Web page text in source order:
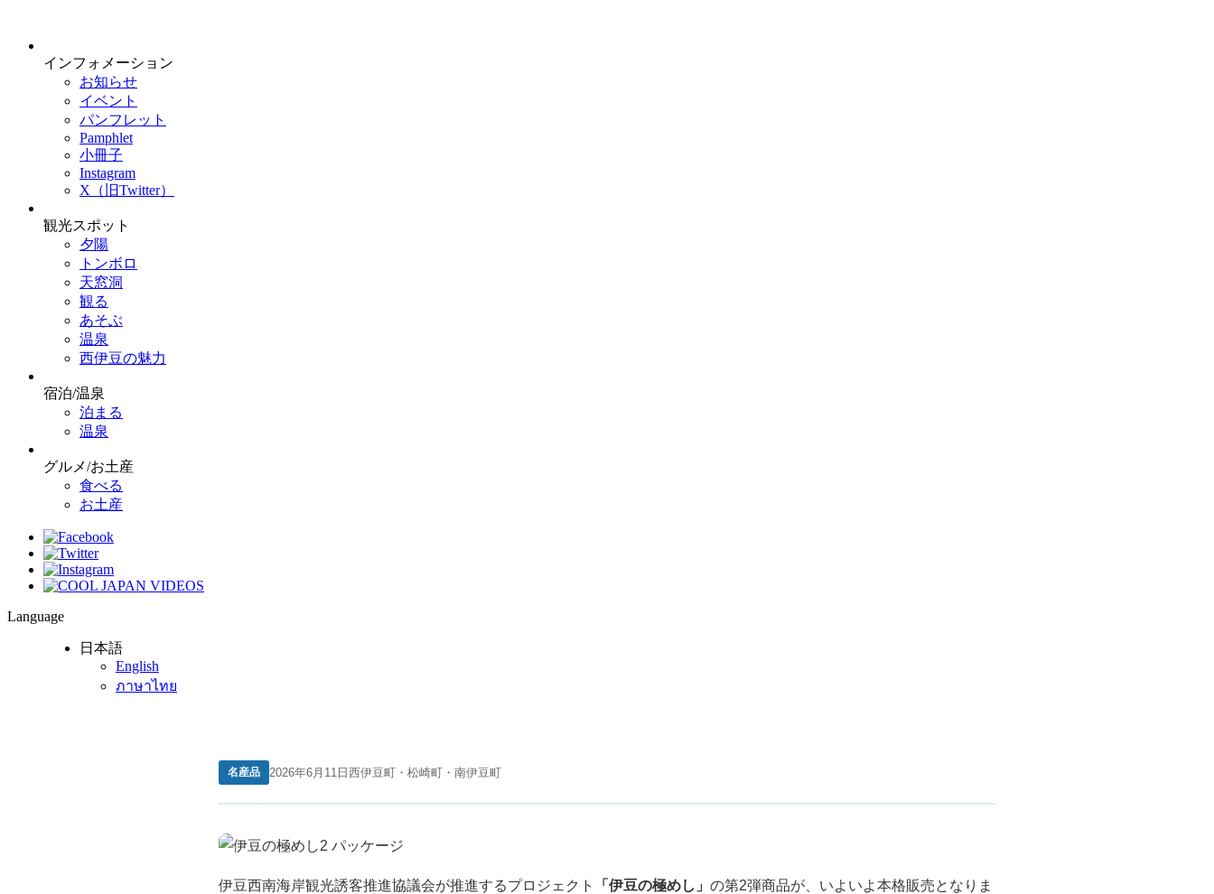
インフォメーション
お知らせ
イベント
パンフレット
Pamphlet
小冊子
Instagram
X（旧Twitter）
観光スポット
夕陽
トンボロ
天窓洞
観る
あそぶ
温泉
西伊豆の魅力
宿泊/温泉
泊まる
温泉
グルメ/お土産
食べる
お土産
Language
日本語
English
ภาษาไทย
名産品 2026年6月11日 西伊豆町・松崎町・南伊豆町
伊豆西南海岸観光誘客推進協議会が推進するプロジェクト 「伊豆の極めし」 の第2弾商品が、いよいよ本格販売となりま